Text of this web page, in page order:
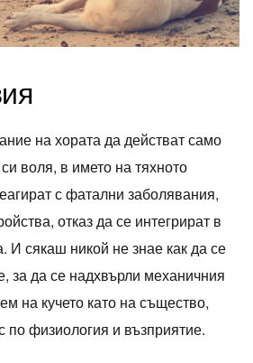
на хората да действат само
воля, в името на тяхното
с фатални заболявания,
отказ да се интегрират в
И сякаш никой не знае как да се
за да се надхвърли механичния
на кучето като на същество,
по физиология и възприятие.